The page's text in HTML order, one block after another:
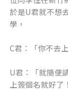
於是U君就不想
學，
C君：「你不去
U君：「就隨便
上簽個名就好了